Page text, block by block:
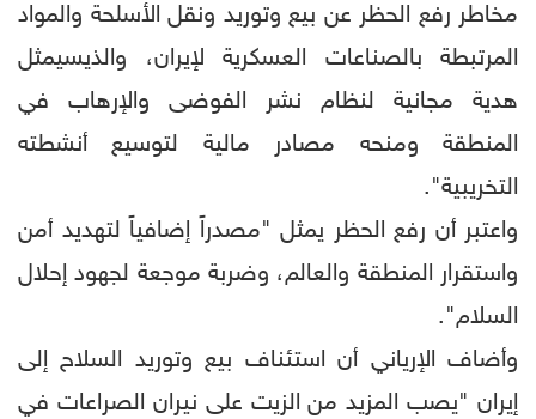
مخاطر رفع الحظر عن بيع وتوريد ونقل الأسلحة والمواد
المرتبطة بالصناعات العسكرية لإيران، والذيسيمثل
هدية مجانية لنظام نشر الفوضى والإرهاب في
المنطقة ومنحه مصادر مالية لتوسيع أنشطته
التخريبية".
واعتبر أن رفع الحظر يمثل "مصدراً إضافياً لتهديد أمن
واستقرار المنطقة والعالم، وضربة موجعة لجهود إحلال
السلام".
وأضاف الإرياني أن استئناف بيع وتوريد السلاح إلى
إيران "يصب المزيد من الزيت على نيران الصراعات في